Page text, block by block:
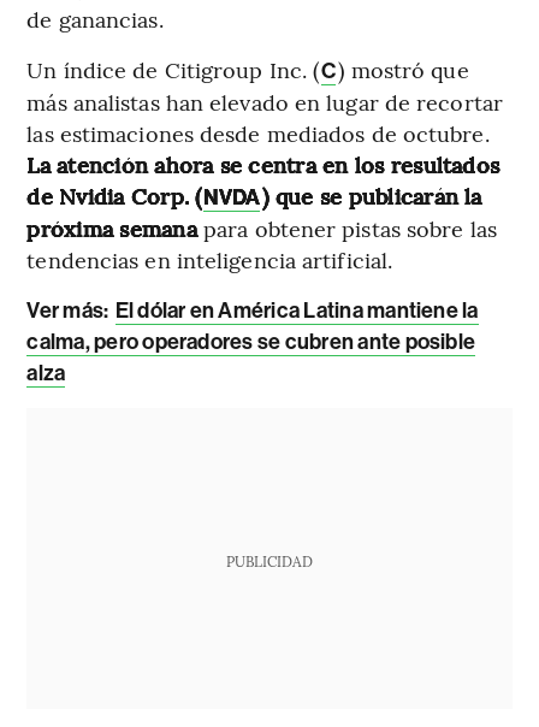
de ganancias.
Un índice de Citigroup Inc. (C) mostró que
más analistas han elevado en lugar de recortar
las estimaciones desde mediados de octubre.
La atención ahora se centra en los resultados
de Nvidia Corp. (NVDA) que se publicarán la
próxima semanapara obtener pistas sobre las
tendencias en inteligencia artificial.
Ver más: El dólar en América Latina mantiene la
calma, pero operadores se cubren ante posible
alza
PUBLICIDAD